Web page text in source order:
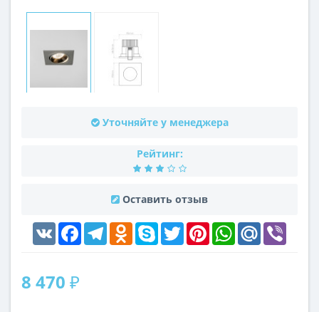
Уточняйте у менеджера
Рейтинг:
Оставить отзыв
VK FacebookTelegramOdnoklassniki
Skype Twitter PinterestWhatsAppMail.Ru
8 470 ₽